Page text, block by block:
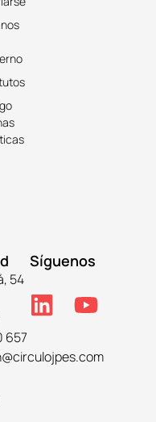
54
657
Síguenos